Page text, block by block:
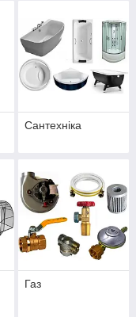
Сантехніка
Газ